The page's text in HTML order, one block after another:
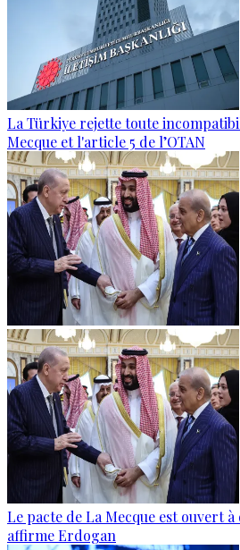
La Türkiye rejette toute
Mecque et l'article 5 de l’OTAN
Le pacte de La Mecque est ouvert à
affirme Erdogan